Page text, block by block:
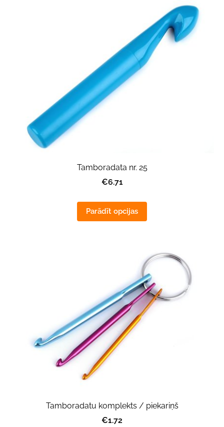
Tamboradata nr. 25
€6.71
Parādīt opcijas
Tamboradatu komplekts / piekariņš
€1.72